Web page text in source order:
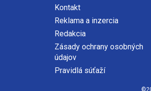
Kontakt
Reklama a inzercia
Redakcia
Zásady ochrany osobných
údajov
Pravidlá súťaží